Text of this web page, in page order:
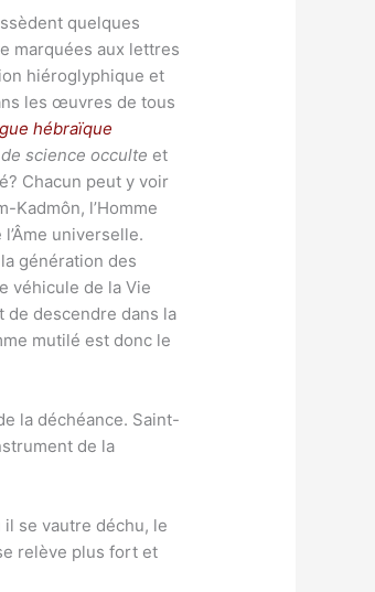
quelques
marquées aux lettres
hiéroglyphique et
les œuvres de tous
hébraïque
science occulte et
universelle.
génération des
de descendre dans la
de la
se vautre déchu, le
relève plus fort et